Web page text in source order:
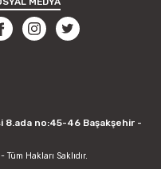
8.ada no:45-46 Başakşehir -
Tüm Hakları Saklıdır.